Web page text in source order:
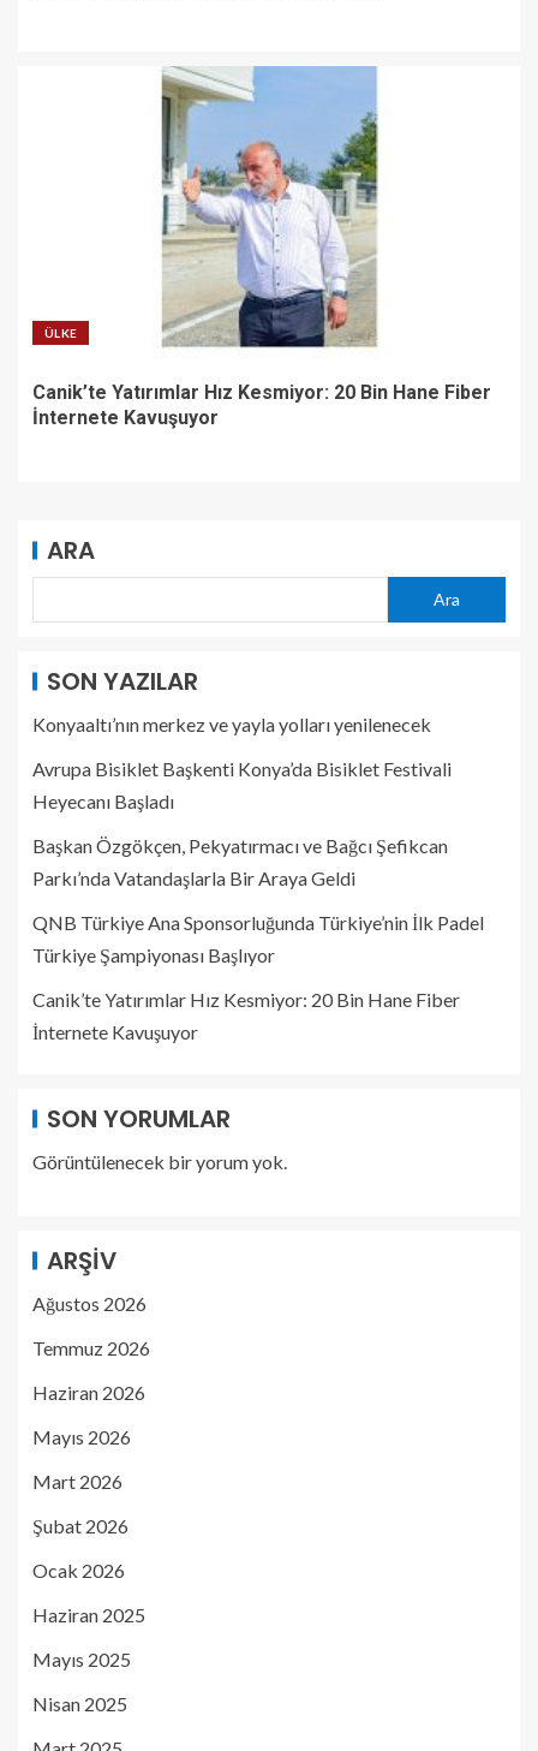
ÜLKE
Canik’te Yatırımlar Hız Kesmiyor: 20 Bin Hane Fiber
İnternete Kavuşuyor
ARA
Ara
SON YAZILAR
Konyaaltı’nın merkez ve yayla yolları yenilenecek
Avrupa Bisiklet Başkenti Konya’da Bisiklet Festivali
Heyecanı Başladı
Başkan Özgökçen, Pekyatırmacı ve Bağcı Şefikcan
Parkı’nda Vatandaşlarla Bir Araya Geldi
QNB Türkiye Ana Sponsorluğunda Türkiye’nin İlk Padel
Türkiye Şampiyonası Başlıyor
Canik’te Yatırımlar Hız Kesmiyor: 20 Bin Hane Fiber
İnternete Kavuşuyor
SON YORUMLAR
Görüntülenecek bir yorum yok.
ARŞIV
Ağustos 2026
Temmuz 2026
Haziran 2026
Mayıs 2026
Mart 2026
Şubat 2026
Ocak 2026
Haziran 2025
Mayıs 2025
Nisan 2025